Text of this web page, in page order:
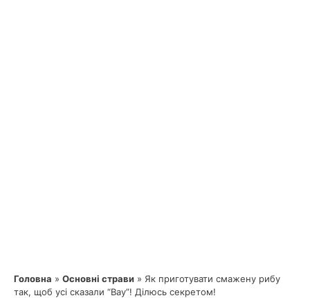
Головна » Основні страви » Як приготувати смажену рибу
так, щоб усі сказали “Вау”! Ділюсь секретом!